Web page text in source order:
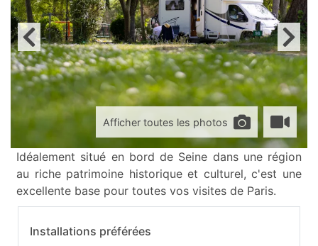
Installations préférées
Afficher toutes les photos
Idéalement situé en bord de Seine dans une région
au riche patrimoine historique et culturel, c'est une
excellente base pour toutes vos visites de Paris.